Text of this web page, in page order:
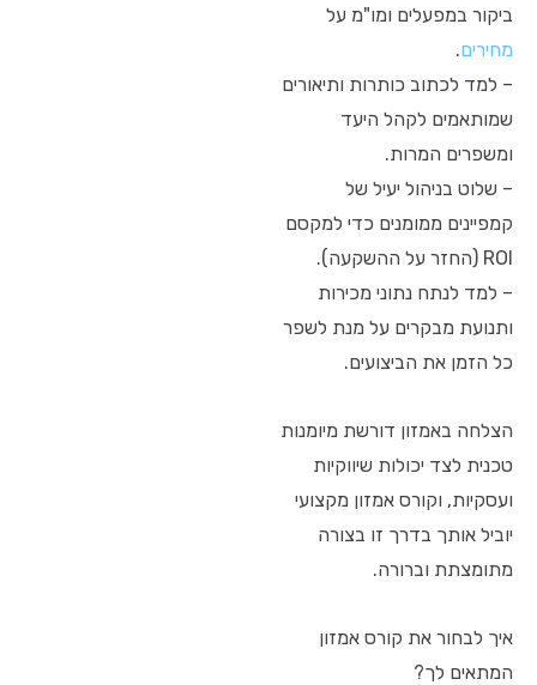
ביקור במפעלים ומו"מ על
מחירים.
– למד לכתוב כותרות ותיאורים
שמותאמים לקהל היעד
ומשפרים המרות.
– שלוט בניהול יעיל של
קמפיינים ממומנים כדי למקסם
ROI (החזר על ההשקעה).
– למד לנתח נתוני מכירות
ותנועת מבקרים על מנת לשפר
כל הזמן את הביצועים.
הצלחה באמזון דורשת מיומנות
טכנית לצד יכולות שיווקיות
ועסקיות, וקורס אמזון מקצועי
יוביל אותך בדרך זו בצורה
מתומצתת וברורה.
איך לבחור את קורס אמזון
המתאים לך?